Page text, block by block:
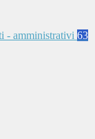
- amministrativi 63